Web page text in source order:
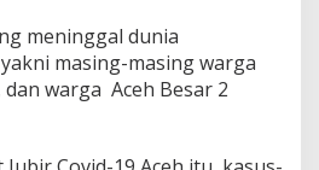
meninggal dunia
masing-masing warga
warga Aceh Besar 2